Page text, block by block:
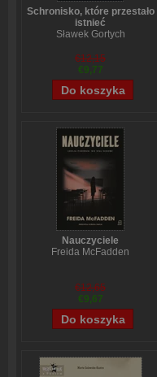
Schronisko, które przestało
istnieć
Sławek Gortych
€12,15
€9,77
Nauczyciele
Freida McFadden
€12,65
€9,67